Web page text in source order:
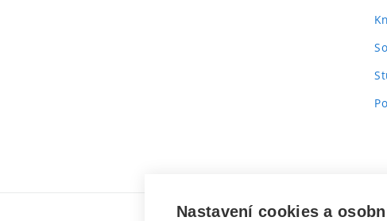
Nastavení cookies a